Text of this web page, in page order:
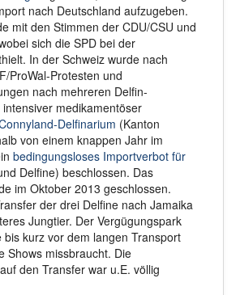
nach Deutschland aufzugeben.
mit den Stimmen der CDU/CSU und
sich die SPD bei der
In der Schweiz wurde nach
ProWal-Protesten und
nach mehreren Delfin-
medikamentöser
Delfinarium (Kanton
von einem knappen Jahr im
bedingungsloses Importverbot für
Delfine) beschlossen. Das
im Oktober 2013 geschlossen.
der drei Delfine nach Jamaika
Jungtier. Der Vergügungspark
bis kurz vor dem langen Transport
Shows missbraucht. Die
den Transfer war u.E. völlig